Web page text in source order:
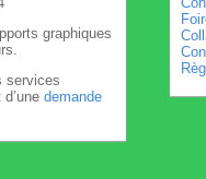
graphiques
services
demande